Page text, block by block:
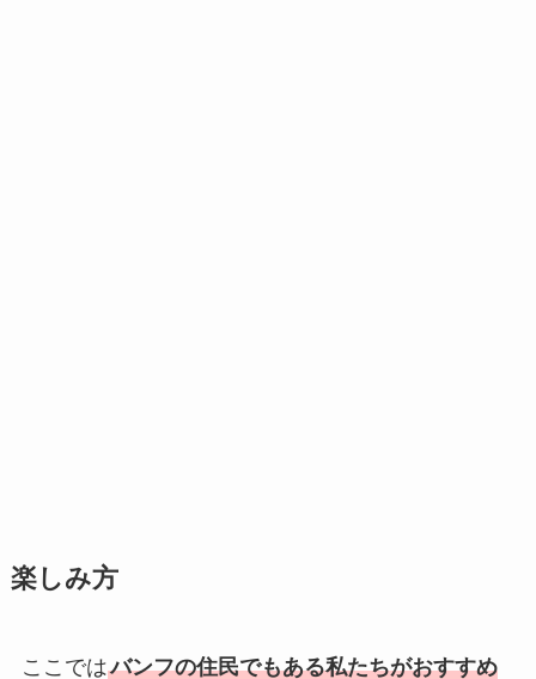
楽しみ方
ここではバンフの住民でもある私たちがおすすめ